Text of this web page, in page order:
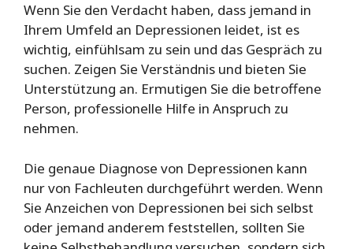
Wenn Sie den Verdacht haben, dass jemand in
Ihrem Umfeld an Depressionen leidet, ist es
wichtig, einfühlsam zu sein und das Gespräch zu
suchen. Zeigen Sie Verständnis und bieten Sie
Unterstützung an. Ermutigen Sie die betroffene
Person, professionelle Hilfe in Anspruch zu
nehmen.
Die genaue Diagnose von Depressionen kann
nur von Fachleuten durchgeführt werden. Wenn
Sie Anzeichen von Depressionen bei sich selbst
oder jemand anderem feststellen, sollten Sie